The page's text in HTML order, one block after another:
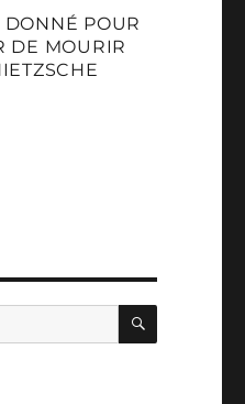
DONNÉ POUR
DE MOURIR